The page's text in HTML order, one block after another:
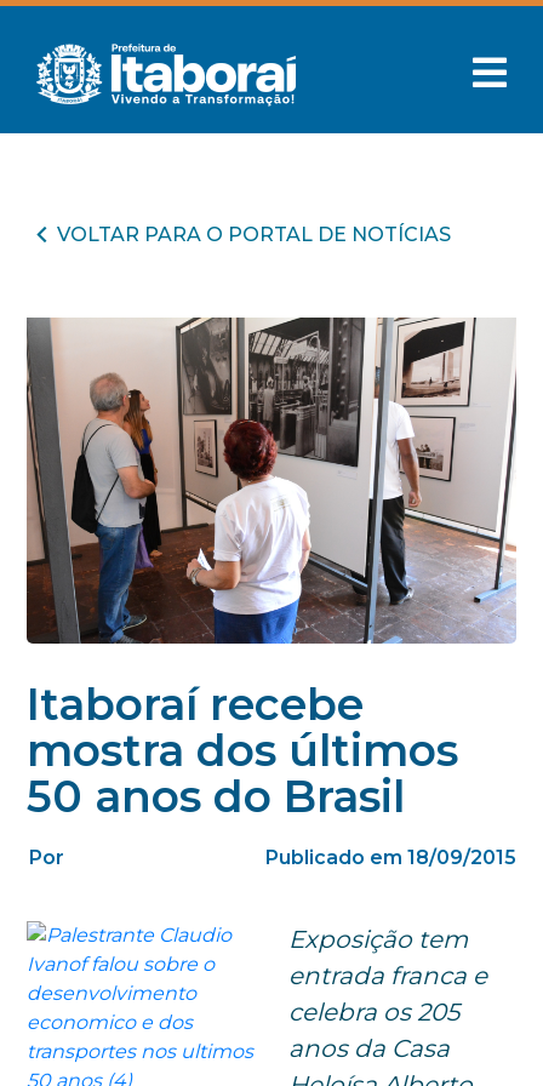
VOLTAR PARA O PORTAL DE NOTÍCIAS
Itaboraí recebe
mostra dos últimos
50 anos do Brasil
Por Publicado em 18/09/2015
Exposição tem
entrada franca e
celebra os 205
anos da Casa